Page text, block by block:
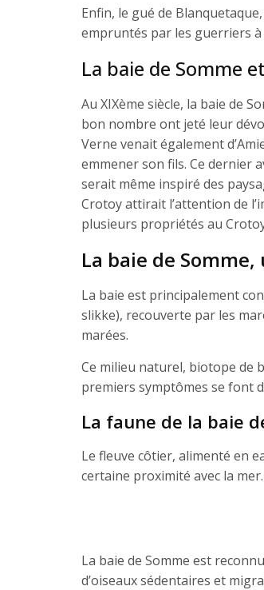
Enfin, le gué de
empruntés par les guerriers à
La baie de Somme
Au XIXème siècle, la baie de
bon nombre ont jeté leur
Verne venait également
emmener son fils. Ce dernier
serait même inspiré des
Crotoy attirait l’attention de
plusieurs propriétés au
La baie de
La baie est principalement
slikke), recouverte par les
marées.
Ce milieu naturel, biotope de
premiers symptômes se font
La faune de la baie
Le fleuve côtier, alimenté en
certaine proximité avec la
La baie de Somme est
d’oiseaux sédentaires et